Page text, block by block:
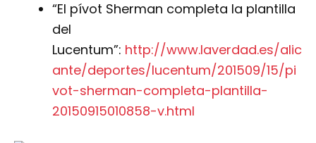
“El pívot Sherman completa la plantilla
del
Lucentum”: http://www.laverdad.es/alic
ante/deportes/lucentum/201509/15/pi
vot-sherman-completa-plantilla-
20150915010858-v.html